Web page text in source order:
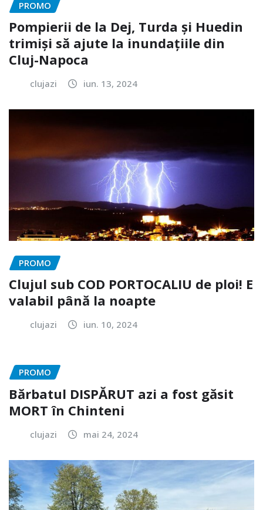
PROMO
Pompierii de la Dej, Turda și Huedin
trimiși să ajute la inundațiile din
Cluj-Napoca
clujazi iun. 13, 2024
PROMO
Clujul sub COD PORTOCALIU de ploi! E
valabil până la noapte
clujazi iun. 10, 2024
PROMO
Bărbatul DISPĂRUT azi a fost găsit
MORT în Chinteni
clujazi mai 24, 2024